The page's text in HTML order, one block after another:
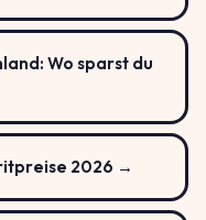
Wo sparst du
2026 →